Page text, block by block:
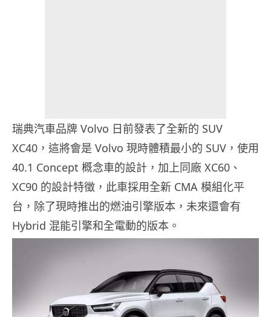
瑞典汽車品牌 Volvo 日前發表了全新的 SUV
XC40，這將會是 Volvo 現時體積最小的 SUV，使用
40.1 Concept 概念車的設計，加上同廠 XC60、
XC90 的設計特徵，此車採用全新 CMA 模組化平
台，除了現時推出的燃油引擎版本，未來還會有
Hybrid 混能引擎和全電動的版本。